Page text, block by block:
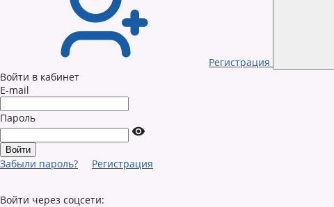
Регистрация
Войти в кабинет
E-mail
Пароль
Забыли пароль? Регистрация
Войти через соцсети: